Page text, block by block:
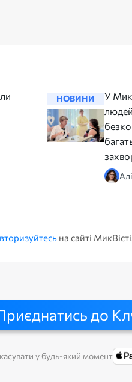
НОВИНИ
У
на сайті
до
у будь-який момент